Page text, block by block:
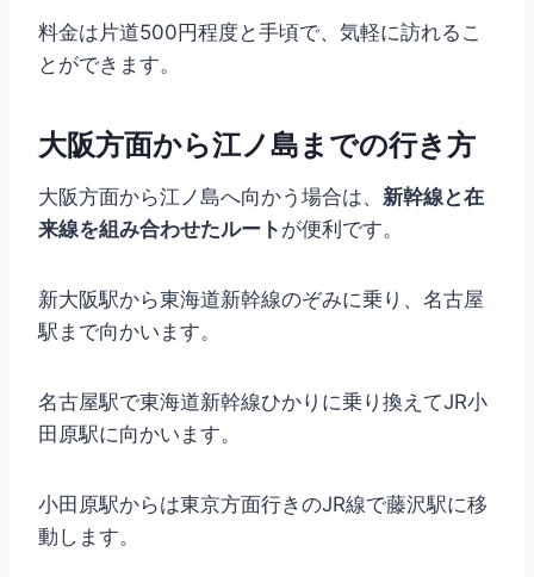
料金は片道500円程度と手頃で、気軽に訪れるこ
とができます。
大阪方面から江ノ島までの行き方
大阪方面から江ノ島へ向かう場合は、 新幹線と在
来線を組み合わせたルート が便利です。
新大阪駅から東海道新幹線のぞみに乗り、名古屋
駅まで向かいます。
名古屋駅で東海道新幹線ひかりに乗り換えてJR小
田原駅に向かいます。
小田原駅からは東京方面行きのJR線で藤沢駅に移
動します。